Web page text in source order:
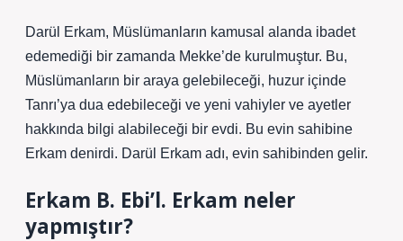
Darül Erkam, Müslümanların kamusal alanda ibadet
edemediği bir zamanda Mekke’de kurulmuştur. Bu,
Müslümanların bir araya gelebileceği, huzur içinde
Tanrı’ya dua edebileceği ve yeni vahiyler ve ayetler
hakkında bilgi alabileceği bir evdi. Bu evin sahibine
Erkam denirdi. Darül Erkam adı, evin sahibinden gelir.
Erkam B. Ebi’l. Erkam neler
yapmıştır?